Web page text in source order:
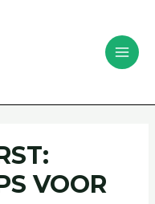
Zoeken
VOOR